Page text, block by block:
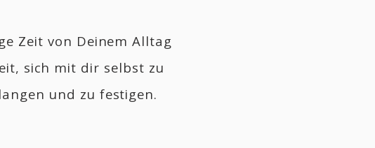
Zeit von Deinem Alltag
sich mit dir selbst zu
und zu festigen.